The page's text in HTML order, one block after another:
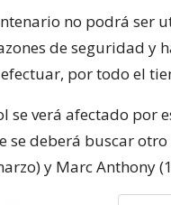
no podrá ser
de seguridad y
por todo el
se verá afectado por
se deberá buscar
y Marc Anthony